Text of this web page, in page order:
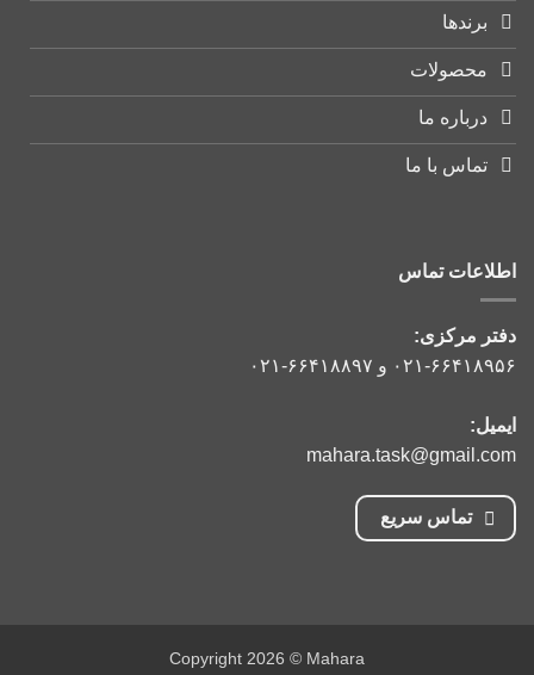
برندها
محصولات
درباره ما
تماس با ما
اطلاعات تماس
دفتر مرکزی:
۰۲۱-۶۶۴۱۸۹۵۶ و ۰۲۱-۶۶۴۱۸۸۹۷
ایمیل:
mahara.task@gmail.com
تماس سریع
Copyright 2026 © Mahara